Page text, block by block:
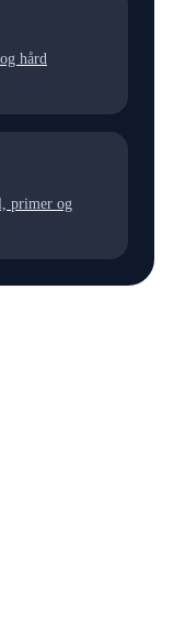
hård
primer og